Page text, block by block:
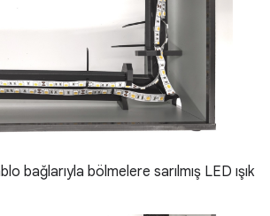
bağlarıyla bölmelere sarılmış LED ışık